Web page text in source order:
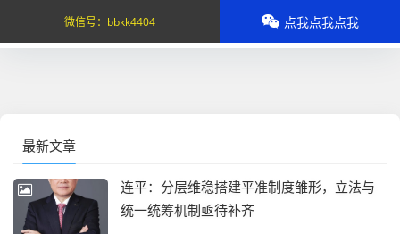
最新文章
连平：分层维稳搭建平准制度雏形，立法与
统一统筹机制亟待补齐
微信号： bbkk4404 点我点我点我